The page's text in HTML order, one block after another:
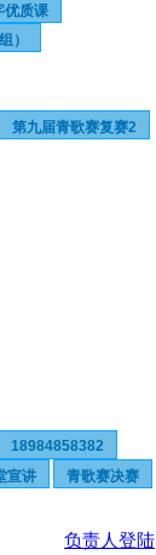
优质课
）
第九届青歌赛复赛2
18984858382
宣讲
青歌赛决赛
负责人登陆